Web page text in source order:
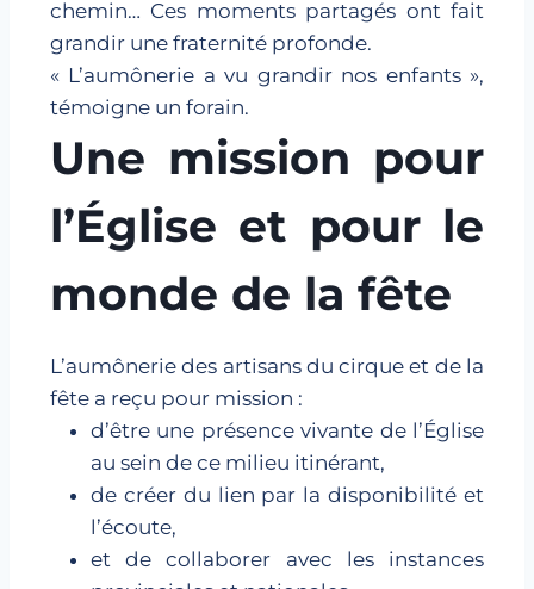
chemin… Ces moments partagés ont fait
grandir une fraternité profonde.
« L’aumônerie a vu grandir nos enfants »,
témoigne un forain.
Une mission pour
l’Église et pour le
monde de la fête
L’aumônerie des artisans du cirque et de la
fête a reçu pour mission :
d’être une présence vivante de l’Église
au sein de ce milieu itinérant,
de créer du lien par la disponibilité et
l’écoute,
et de collaborer avec les instances